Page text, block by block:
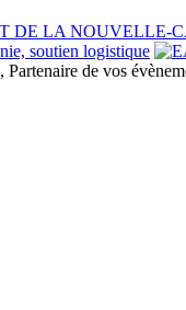
, Partenaire de vos